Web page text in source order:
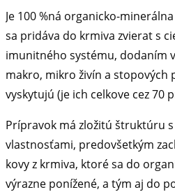
Je 100 %ná organicko-
sa pridáva do krmiva zvierat s
imunitného systému, dodaním
makro, mikro živín a stopových
vyskytujú (je ich celkove cez 70
Prípravok má zložitú štruktúru
vlastnosťami, predovšetkým
kovy z krmiva, ktoré sa do
výrazne ponížené, a tým aj do